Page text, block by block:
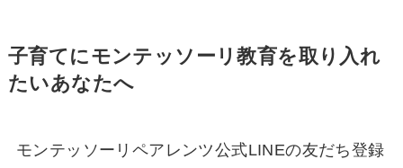
子育てにモンテッソーリ教育を取り入れ
たいあなたへ
モンテッソーリペアレンツ公式LINEの友だち登録